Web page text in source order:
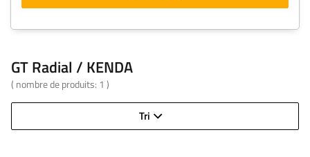
GT Radial / KENDA
( nombre de produits: 1 )
Tri